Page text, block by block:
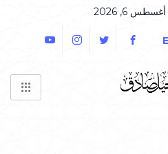
6, 2026